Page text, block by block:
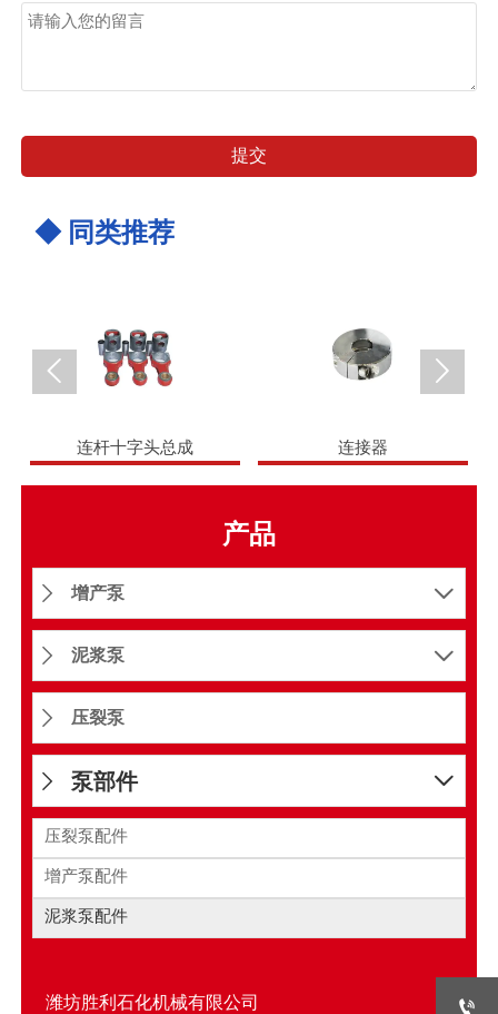
提交
◆ 同类推荐
连杆十字头总成 连接器
 
产品
 增产泵 
 泥浆泵 
 压裂泵
 泵部件 
压裂泵配件
增产泵配件
泥浆泵配件
潍坊胜利石化机械有限公司 